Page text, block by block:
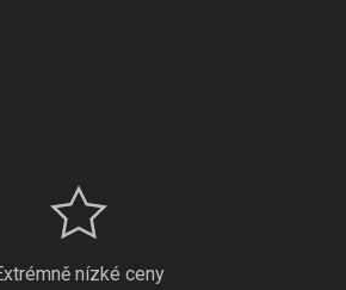
nízké ceny